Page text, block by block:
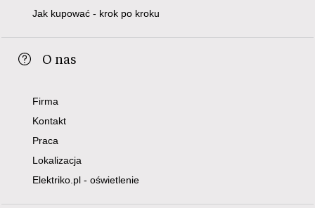
Jak kupować - krok po kroku
O nas
Firma
Kontakt
Praca
Lokalizacja
Elektriko.pl - oświetlenie